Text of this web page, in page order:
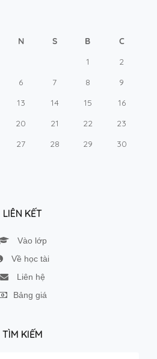
N S B C
1
2
6 7 8
9
13 14 15
16
20 21 22
23
27 28 29
30
LIÊN KẾT
Vào lớp
Về học tài
Liên hệ
Bảng giá
TÌM KIẾM